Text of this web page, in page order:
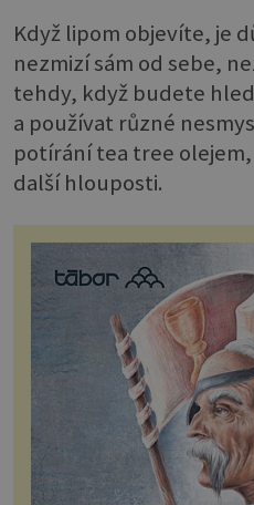
Když lipom objevíte, je
nezmizí sám od sebe,
tehdy, když budete
a používat různé
potírání tea tree
další hlouposti.